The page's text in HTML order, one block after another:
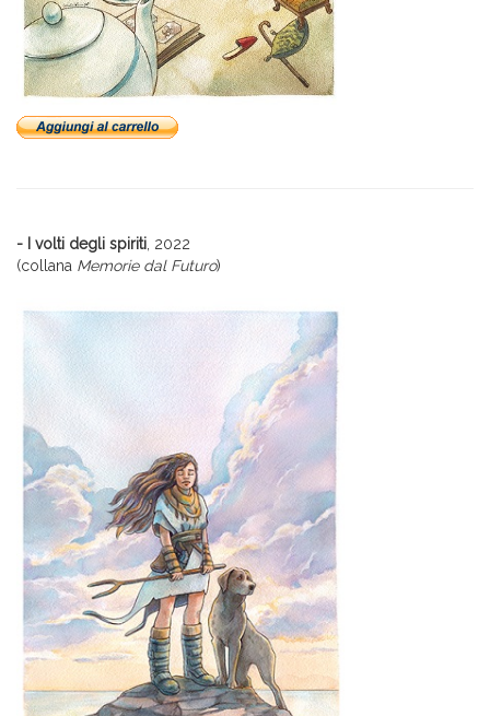
- I volti degli spiriti , 2022
(collana Memorie dal Futuro)